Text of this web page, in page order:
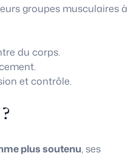
groupes musculaires à
du corps.
et contrôle.
plus soutenu, ses